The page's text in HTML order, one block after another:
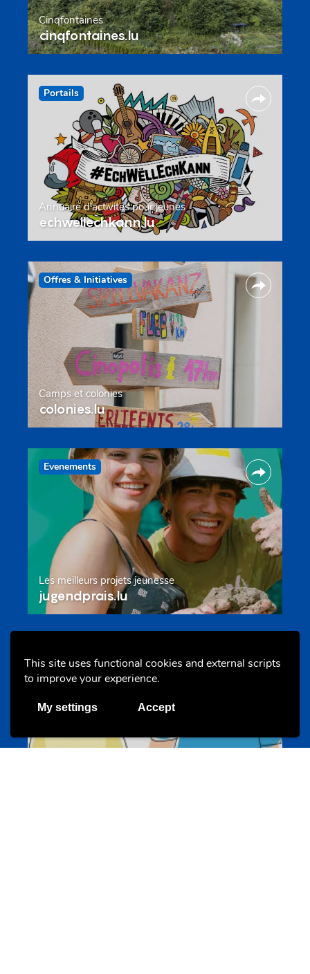
This site uses functional cookies and external scripts
to improve your experience.
My settings Accept
Cinqfontaines
cinqfontaines.lu
Portails
Annuaire d’activités pour jeunes
echwellechkann.lu
Offres & Initiatives
Camps et colonies
colonies.lu
Evenements
Les meilleurs projets jeunesse
jugendprais.lu